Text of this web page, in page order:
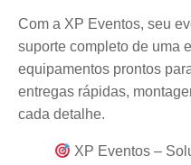
Com a XP Eventos, seu
suporte completo de uma
equipamentos prontos
entregas rápidas,
cada detalhe.
XP Eventos –